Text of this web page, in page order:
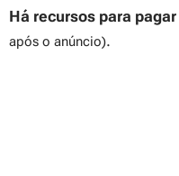
Há recursos para
após o anúncio).